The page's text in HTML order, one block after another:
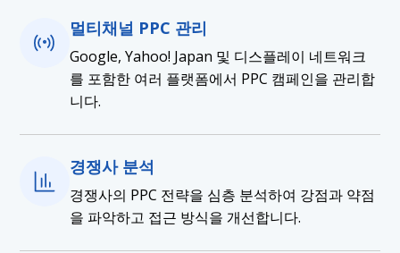
멀티채널 PPC 관리
Google, Yahoo! Japan 및 디스플레이 네트워크
를 포함한 여러 플랫폼에서 PPC 캠페인을 관리합
니다.
경쟁사 분석
경쟁사의 PPC 전략을 심층 분석하여 강점과 약점
을 파악하고 접근 방식을 개선합니다.